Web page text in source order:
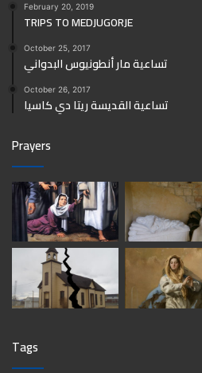
February 20, 2019
TRIPS TO MEDJUGORJE
October 25, 2017
تساعية مار أنطونيوس البدواني
October 26, 2017
تساعية القديسة ريتا دي كاسيا
Prayers
Tags